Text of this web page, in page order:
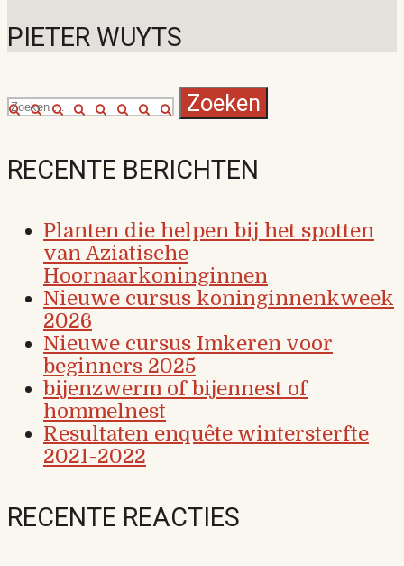
PIETER WUYTS
Zoeken
naar:
RECENTE BERICHTEN
Planten die helpen bij het spotten
van Aziatische
Hoornaarkoninginnen
Nieuwe cursus koninginnenkweek
2026
Nieuwe cursus Imkeren voor
beginners 2025
bijenzwerm of bijennest of
hommelnest
Resultaten enquête wintersterfte
2021-2022
RECENTE REACTIES